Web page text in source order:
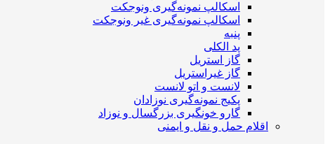
اسکالپ نمونه‌گیری ونوجکت
اسکالپ نمونه‌گیری غیر ونوجکت
پنبه
پد الکلی
گاز استریل
گاز غیراستریل
لانست و اتو لانست
پکیج نمونه‌گیری نوزادان
گارو خونگیری بزرگسال و نوزاد
اقلام حمل و نقل و ایمنی